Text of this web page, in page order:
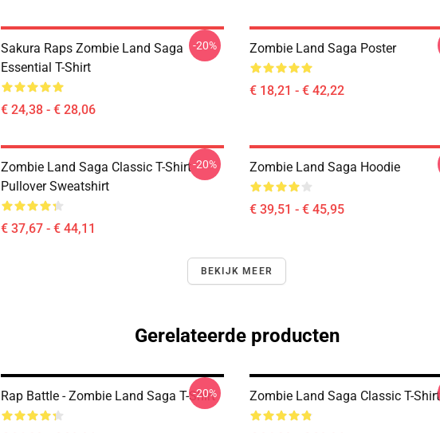
Sakura Raps Zombie Land Saga
Essential T-Shirt
€ 24,38 - € 28,06
-20% Zombie Land Saga Poster
€ 18,21 - € 42,22
Zombie Land Saga Classic T-Shirt
Pullover Sweatshirt
€ 37,67 - € 44,11
-20% Zombie Land Saga Hoodie
€ 39,51 - € 45,95
BEKIJK MEER
Gerelateerde producten
Rap Battle - Zombie Land Saga T-Shirt
-20% Zombie Land Saga Classic T-Shirt